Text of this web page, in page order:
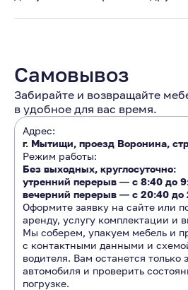
Самовывоз
Забирайте и возвращайте
в удобное для вас время.
Адрес:
г. Мытищи, проезд Воронина,
Режим работы:
Без выходных, круглосуточно:
утренний перерыв ― с 8:40 до
вечерний перерыв ― с 20:40 до
Оформите заявку на сайте или
аренду, услугу комплектации и
Мы соберем, упакуем мебель и
с контактными данными и
водителя. Вам останется только
автомобиля и проверить
погрузке.